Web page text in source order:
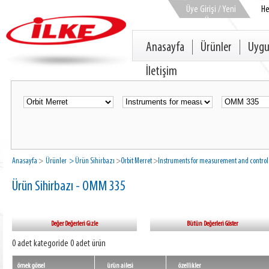
Üye Girişi / Yeni
Üye
Anasayfa Ürünler
İletişim
Anasayfa > Ürünler > Ürün Sihirbazı >Orbit Merret> Instruments for measurement and control
Ürün Sihirbazı - OMM 335
Değer Değerleri Gizle Bütün Değerleri Göster
0 adet kategoride 0 adet ürün
örnek görsel ürün ailesi özellikler